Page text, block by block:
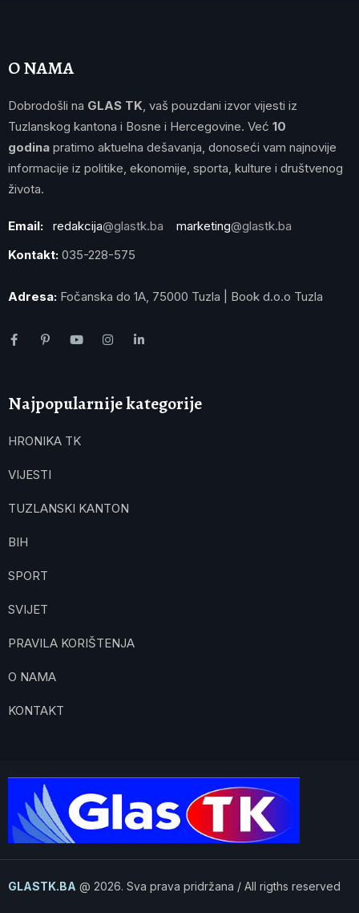
O NAMA
Dobrodošli na GLAS TK , vaš pouzdani izvor vijesti iz
Tuzlanskog kantona i Bosne i Hercegovine. Već 10
godina pratimo aktuelna dešavanja, donoseći vam najnovije
informacije iz politike, ekonomije, sporta, kulture i društvenog
života.
Email: redakcija@glastk.ba marketing@glastk.ba
Kontakt: 035-228-575
Adresa: Fočanska do 1A, 75000 Tuzla | Book d.o.o Tuzla
Najpopularnije kategorije
HRONIKA TK
VIJESTI
TUZLANSKI KANTON
BIH
SPORT
SVIJET
PRAVILA KORIŠTENJA
O NAMA
KONTAKT
GLASTK.BA @ 2026. Sva prava pridržana / All rigths reserved